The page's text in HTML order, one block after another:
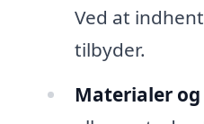
Ved at
tilbyder.
Materialer